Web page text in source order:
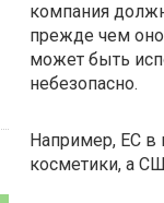
компания
прежде чем
может быть
небезопасно.
Например, ЕС в
косметики, а